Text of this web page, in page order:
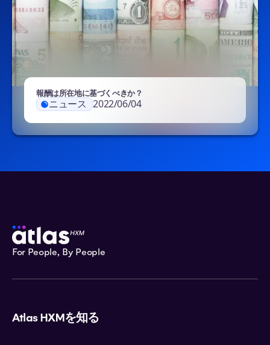
報酬は所在地に基づくべきか？
ニュース 2022/06/04
For People, By People
Atlas HXMを知る